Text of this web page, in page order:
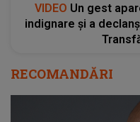
VIDEO Un gest
indignare și a
RECOMANDĂRI